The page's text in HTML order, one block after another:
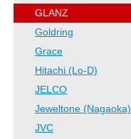
GLANZ
Goldring
Grace
Hitachi (Lo-D)
JELCO
Jeweltone (Nagaoka)
JVC